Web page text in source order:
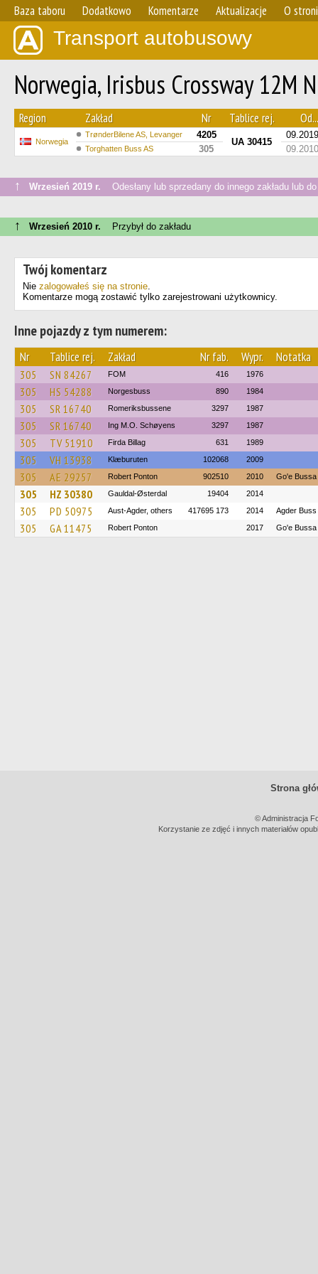
Baza taboru Dodatkowo Komentarze Aktualizacje O
Transport autobusowy
Norwegia, Irisbus Crossway 12M
Region Zakład Nr Tablice rej. Od...
Norwegia
TrønderBilene AS, Levanger 4205
UA 30415
09.2019
Torghatten Buss AS 305 09.2010
↑ Wrzesień 2019 r. Odesłany lub sprzedany do innego zakładu lub
↑ Wrzesień 2010 r. Przybył do zakładu
Twój komentarz
Nie zalogowałeś się na stronie.
Komentarze mogą zostawić tylko zarejestrowani użytkownicy.
Inne pojazdy z tym numerem:
Nr Tablice rej. Zakład Nr fab. Wypr. Notatka
305 SN 84267 FOM 416 1976
305 HS 54288 Norgesbuss 890 1984
305 SR 16740 Romeriksbussene 3297 1987
305 SR 16740 Ing M.O. Schøyens 3297 1987
305 TV 51910 Firda Billag 631 1989
305 VH 13938 Klæburuten 102068 2009
305 AE 29257 Robert Ponton 902510 2010 Go'e Bussa
305 HZ 30380 Gauldal-Østerdal 19404 2014
305 PD 50975 Aust-Agder, others 417695 173 2014 Agder Buss
305 GA 11475 Robert Ponton 2017 Go'e Bussa
Strona
© Administracja
Korzystanie ze zdjęć i innych materiałów